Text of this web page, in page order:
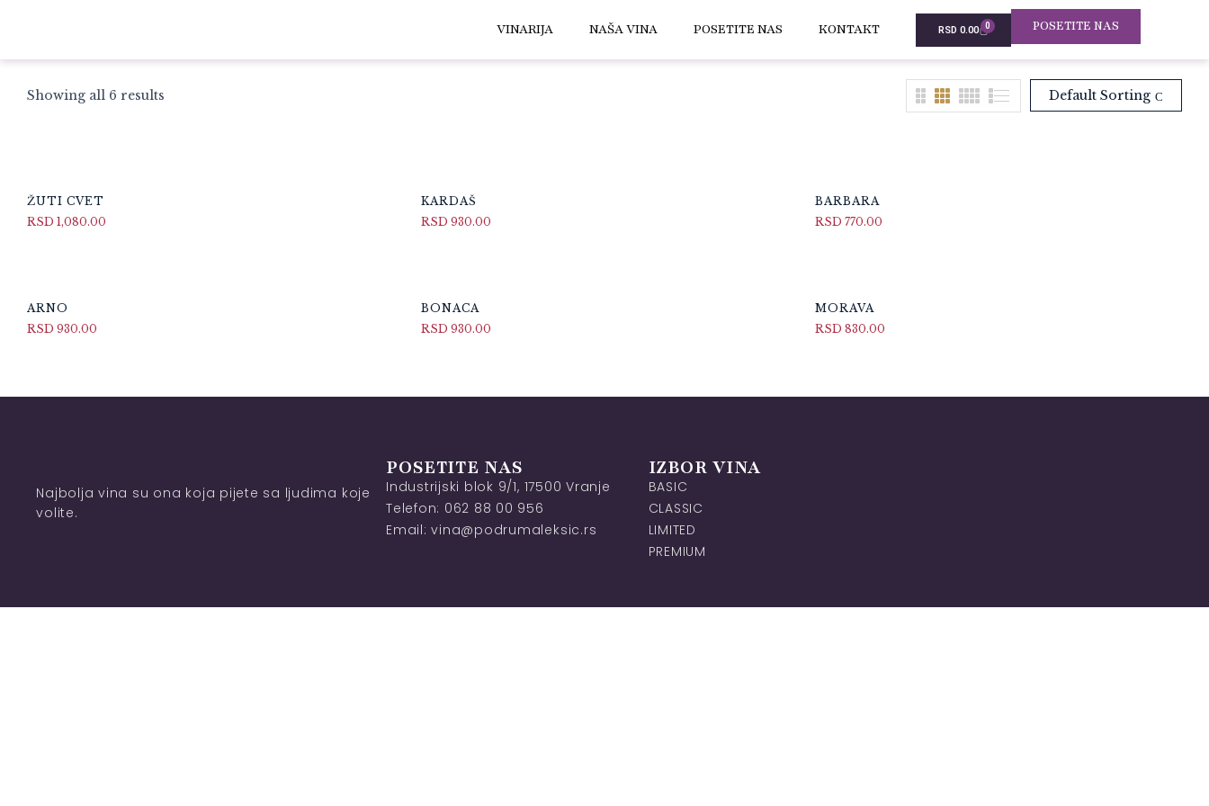
VINARIJA NAŠA VINA POSETITE NAS KONTAKT RSD 0.00 0 POSETITE NAS
Default Sorting
Showing all 6 results
ŽUTI CVET
RSD 1,080.00
KARDAŠ
RSD 930.00
BARBARA
RSD 770.00
ARNO
RSD 930.00
BONACA
RSD 930.00
MORAVA
RSD 830.00
Najbolja vina su ona koja pijete sa ljudima koje
volite.
POSETITE NAS
Industrijski blok 9/1, 17500 Vranje
Telefon: 062 88 00 956
Email: vina@podrumaleksic.rs
IZBOR VINA
BASIC
CLASSIC
LIMITED
PREMIUM